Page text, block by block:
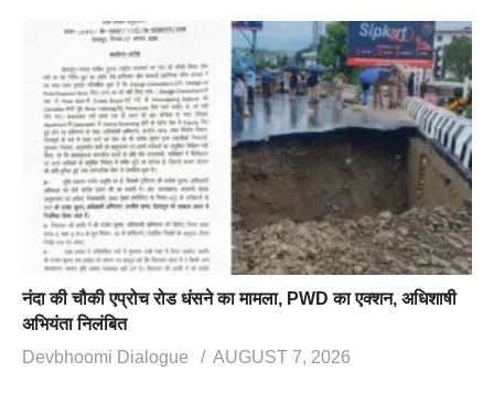
नंदा की चौकी एप्रोच रोड धंसने का मामला, PWD का एक्शन, अधिशाषी
अभियंता निलंबित
Devbhoomi Dialogue
AUGUST 7, 2026